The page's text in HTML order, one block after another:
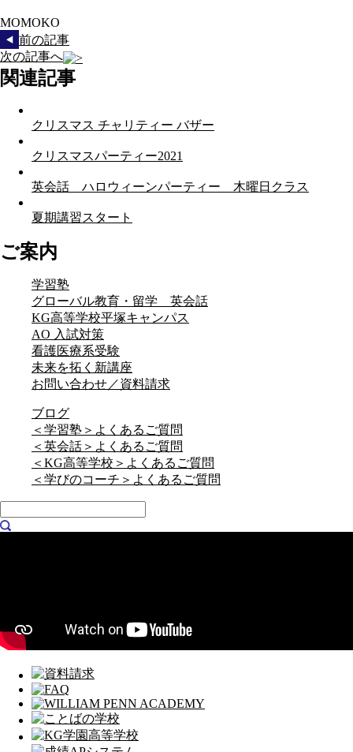
MOMOKO
前の記事
次の記事へ
関連記事
クリスマス チャリティー バザー
クリスマスパーティー2021
英会話 ハロウィーンパーティー 木曜日クラス
夏期講習スタート
ご案内
学習塾
グローバル教育・留学 英会話
KG高等学校平塚キャンパス
AO 入試対策
看護医療系受験
未来を拓く新講座
お問い合わせ／資料請求
ブログ
＜学習塾＞よくあるご質問
＜英会話＞よくあるご質問
＜KG高等学校＞よくあるご質問
＜学びのコーチ＞よくあるご質問